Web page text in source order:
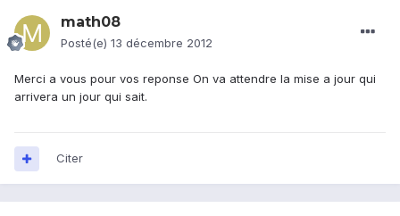
math08
Posté(e) 13 décembre 2012
Merci a vous pour vos reponse On va attendre la mise a jour qui
arrivera un jour qui sait.
Citer